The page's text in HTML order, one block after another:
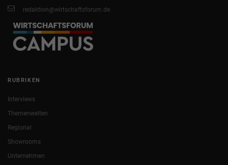
redaktion@wirtschaftsforum.de
RUBRIKEN
Interviews
Themenwelten
Regional
Showrooms
Unternehmen